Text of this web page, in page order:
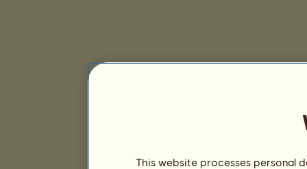
This website processes personal